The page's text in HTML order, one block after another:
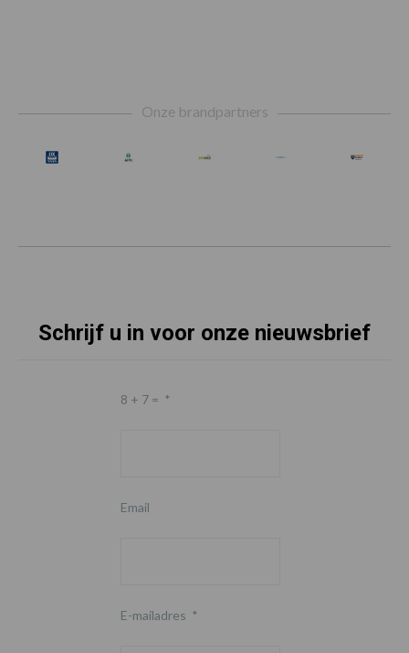
Onze brandpartners
Schrijf u in voor onze nieuwsbrief
8 + 7 = *
Email
E-mailadres *